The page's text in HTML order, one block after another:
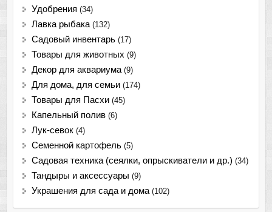
Удобрения (34)
Лавка рыбака (132)
Садовый инвентарь (17)
Товары для животных (9)
Декор для аквариума (9)
Для дома, для семьи (174)
Товары для Пасхи (45)
Капельный полив (6)
Лук-севок (4)
Семенной картофель (5)
Садовая техника (сеялки, опрыскиватели и др.) (34)
Тандыры и аксессуары (9)
Украшения для сада и дома (102)